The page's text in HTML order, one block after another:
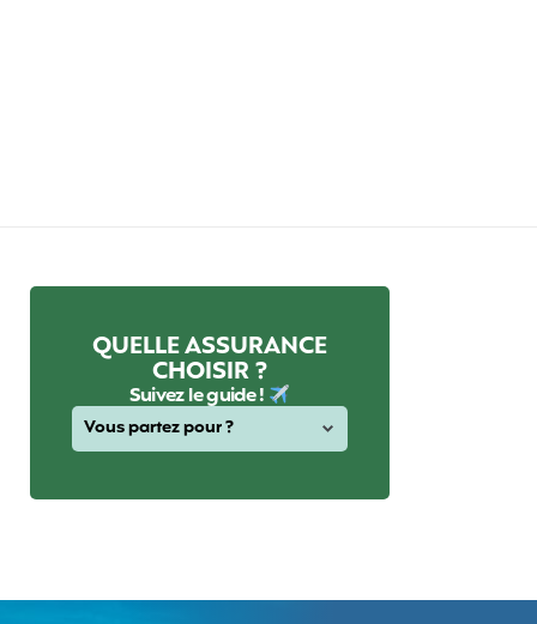
QUELLE ASSURANCE
CHOISIR ?
Suivez le guide !